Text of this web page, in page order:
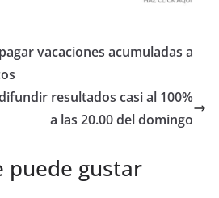
vacaciones acumuladas a
resultados casi al 100%
a las 20.00 del domingo
puede gustar